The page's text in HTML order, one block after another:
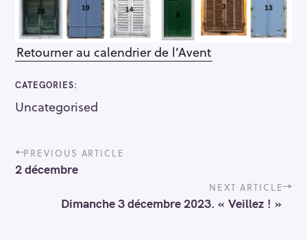
Retourner au calendrier de l’Avent
CATEGORIES
Uncategorised
P
o
s
PREVIOUS ARTICLE
2 décembre
NEXT ARTICLE
Dimanche 3 décembre 2023. « Veillez ! »
S
e
a
r
c
f
r
: